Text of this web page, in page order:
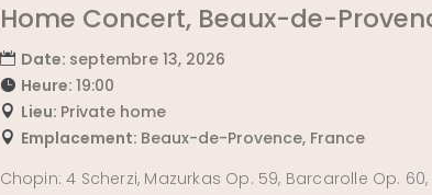
Home Concert, Beaux-de-
Date: septembre 13, 2026
Heure: 19:00
Lieu: Private home
Emplacement: Beaux-de-Provence, France
Chopin: 4 Scherzi, Mazurkas Op. 59, Barcarolle Op.